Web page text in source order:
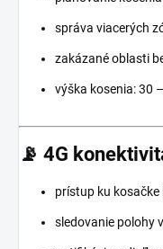
správa viacerých
zakázané oblasti
výška kosenia: 30
📡 4G
prístup ku kosačke
sledovanie polohy